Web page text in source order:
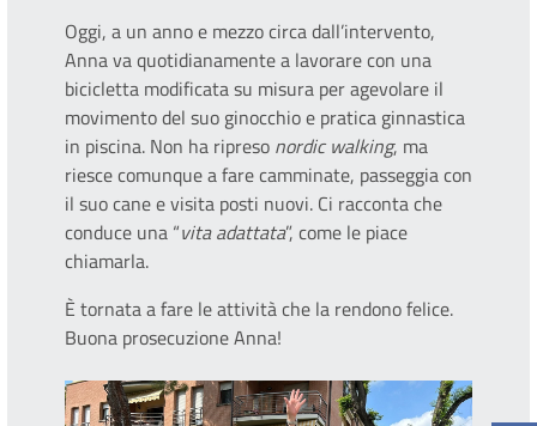
Oggi, a un anno e mezzo circa dall’intervento,
Anna va quotidianamente a lavorare con una
bicicletta modificata su misura per agevolare il
movimento del suo ginocchio e pratica ginnastica
in piscina. Non ha ripreso nordic walking, ma
riesce comunque a fare camminate, passeggia con
il suo cane e visita posti nuovi. Ci racconta che
conduce una “vita adattata”, come le piace
chiamarla.
È tornata a fare le attività che la rendono felice.
Buona prosecuzione Anna!